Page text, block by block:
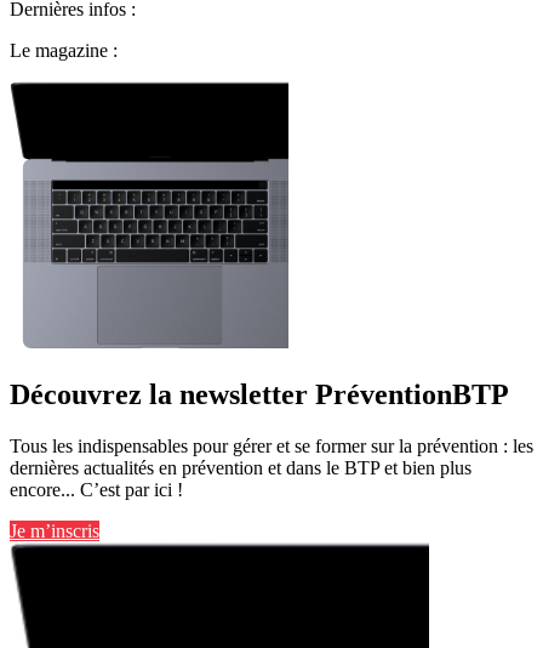
Dernières infos :
Le magazine :
Découvrez la newsletter PréventionBTP
Tous les indispensables pour gérer et se former sur la prévention : les
dernières actualités en prévention et dans le BTP et bien plus
encore... C’est par ici !
Je m’inscris